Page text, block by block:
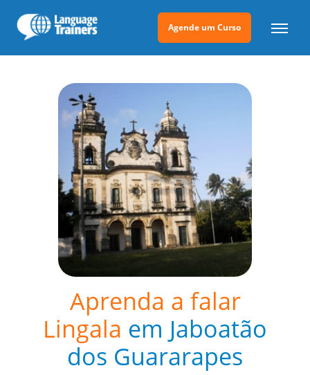
Agende um Curso
Aprenda a falar
Lingala em Jaboatão
dos Guararapes